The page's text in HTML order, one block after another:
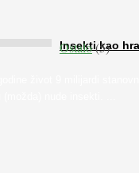
Insekti kao
život 9 milijardi
nude insekti. ...
Ostalo(5)